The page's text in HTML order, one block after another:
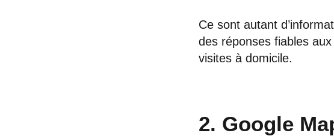
Ce sont autant
des réponses fiables
visites à domicile.
2. Google